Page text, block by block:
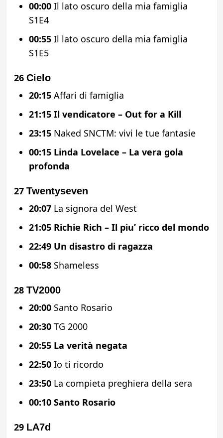
00:00Il lato oscuro della mia famiglia
S1E4
00:55Il lato oscuro della mia famiglia
S1E5
26 Cielo
20:15Affari di famiglia
21:15 Il vendicatore – Out for a Kill
23:15Naked SNCTM: vivi le tue fantasie
00:15 Linda Lovelace – La vera gola
profonda
27 Twentyseven
20:07La signora del West
21:05 Richie Rich – Il piu’ ricco del mondo
22:49 Un disastro di ragazza
00:58Shameless
28 TV2000
20:00Santo Rosario
20:30TG 2000
20:55 La verità negata
22:50Io ti ricordo
23:50La compieta preghiera della sera
00:10 Santo Rosario
29 LA7d